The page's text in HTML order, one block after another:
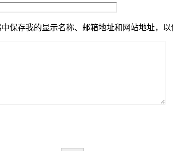
保存我的显示名称、邮箱地址和网站地址，以